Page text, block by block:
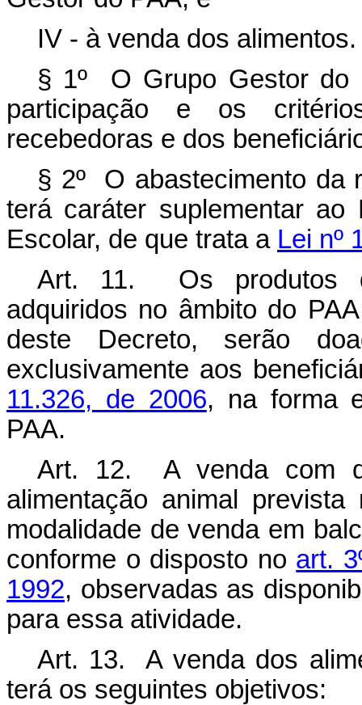
IV - à venda dos alimentos.
§ 1º O Grupo Gestor do
participação e os
recebedoras e dos
§ 2º O abastecimento da
terá caráter suplementar ao
Escolar, de que trata a Lei nº
Art. 11. Os produtos
adquiridos no âmbito do
deste Decreto, serão
exclusivamente aos
11.326, de 2006, na forma
PAA.
Art. 12. A venda com
alimentação animal
modalidade de venda em
conforme o disposto no art.
1992, observadas as
para essa atividade.
Art. 13. A venda dos
terá os seguintes objetivos: